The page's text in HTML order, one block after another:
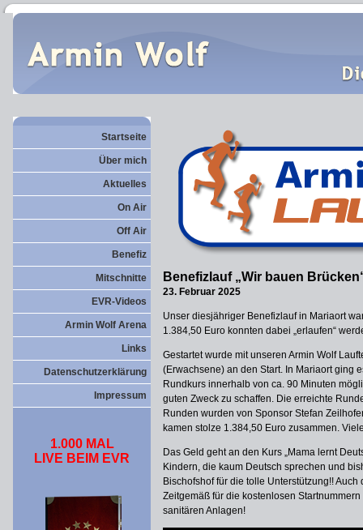
Startseite
Über mich
Aktuelles
On Air
Off Air
Benefiz
Mitschnitte
EVR-Videos
Armin Wolf Arena
Links
Datenschutzerklärung
Impressum
1.000 MAL
LIVE BEIM EVR
Benefizlauf „Wir bauen
23. Februar 2025
Unser diesjähriger Benefizlauf in Mariaort
1.384,50 Euro konnten dabei „erlaufen“
Gestartet wurde mit unseren Armin Wolf
(Erwachsene) an den Start. In Mariaort ging
Rundkurs innerhalb von ca. 90 Minuten
guten Zweck zu schaffen. Die erreichte
Runden wurden von Sponsor Stefan
kamen stolze 1.384,50 Euro zusammen.
Das Geld geht an den Kurs „Mama lernt
Kindern, die kaum Deutsch sprechen und
Bischofshof für die tolle Unterstützung!!
Zeitgemäß für die kostenlosen
sanitären Anlagen!